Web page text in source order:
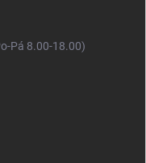
Pá 8.00-18.00)